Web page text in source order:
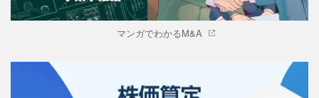
マンガでわかるM&A